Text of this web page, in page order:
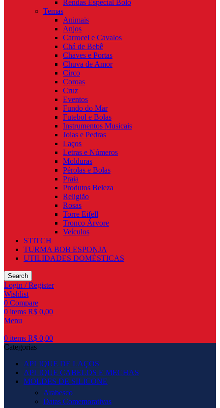
Rendas Especial Bolo
Temas
Animais
Anjos
Carrocel e Cavalos
Chá de Bebê
Chaves e Portas
Chuva de Amor
Circo
Coroas
Cruz
Eventos
Fundo do Mar
Futebol e Bolas
Instrumentos Musicais
Joias e Pedras
Laços
Letras e Números
Molduras
Pérolas e Bolas
Praia
Produtos Beleza
Religião
Rosas
Torre Eifell
Tronco Árvore
Veículos
STITCH
TURMA BOB ESPONJA
UTILIDADES DOMÉSTICAS
Search
Login / Register
Wishlist
0 Compare
0 items R$ 0,00
Menu
0 items R$ 0,00
Categorias
APLIQUE DE LAÇOS
APLIQUE CABELOS E MECHAS
MOLDES DE SILICONE
Arabesco
Datas Comemorativas